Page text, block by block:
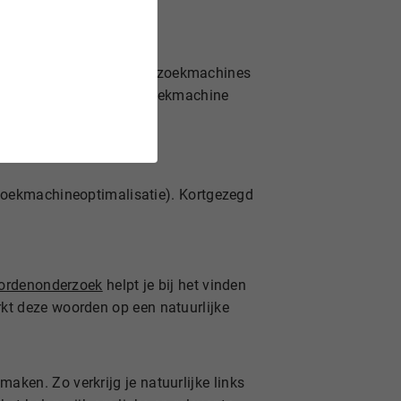
te optimaliseren voor zoekmachines
Sterker nog, de zoekmachine
Kortgezegd
helpt je bij het vinden
deze woorden op een natuurlijke
Zo verkrijg je natuurlijke links